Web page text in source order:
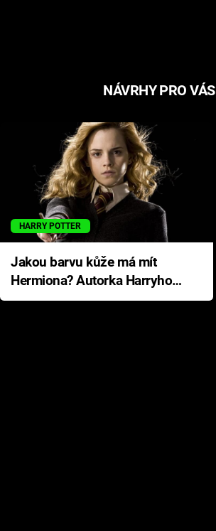
NÁVRHY PRO VÁS
HARRY POTTER
Jakou barvu kůže má mít
Hermiona? Autorka Harryho
Pottera přišla s ráznou